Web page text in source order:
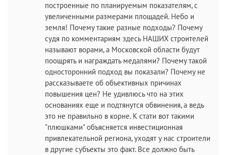
построенные по планируемым показателям, с
увеличенными размерами площадей. Небо и
земля! Почему такие разные подходы? Почему
судя по комментариям здесь НАШИХ строителей
называют ворами, а Московской области будут
поощрять и награждать медалями? Почему такой
односторонний подход вы показали? Почему не
рассказываете об объективных причинах
повышения цен? Не удивлюсь что на этих
основаниях еще и подтянутся обвинения, а ведь
это не правильно в корне. К стати вот такими
"плюшками" объясняется инвестиционная
привлекательной региона, уходят у нас строители
в другие субъекты это факт. Все должно быть